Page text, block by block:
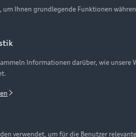
um Ihnen grundlegende Funktionen
Informationen darüber, wie unsere
verwendet, um für die Benutzer
vorbehalten
und Anordnung der Embleme